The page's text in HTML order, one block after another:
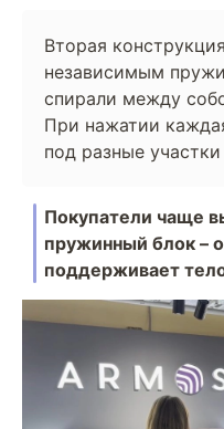
Вторая
независимым
спирали между
При нажатии
под разные
Покупатели чаще
пружинный блок –
поддерживает